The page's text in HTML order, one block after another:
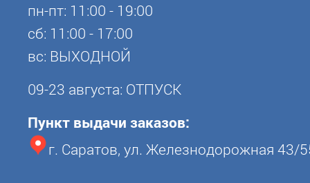
пн-пт: 11:00 - 19:00
сб: 11:00 - 17:00
вс: ВЫХОДНОЙ
09-23 августа: ОТПУСК
Пункт выдачи заказов:
г. Саратов, ул. Железнодорожная 43/